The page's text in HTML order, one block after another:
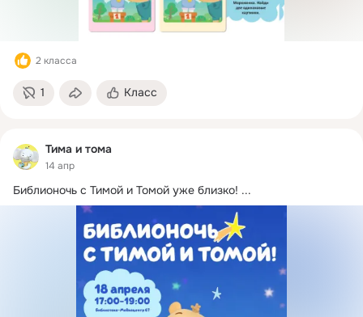
2 класса
1 Класс
Тима и тома
14 апр
Библионочь с Тимой и Томой уже близко! ...